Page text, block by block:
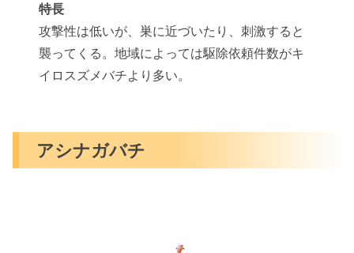
特長
攻撃性は低いが、巣に近づいたり、刺激すると
襲ってくる。地域によっては駆除依頼件数がキ
イロスズメバチより多い。
アシナガバチ